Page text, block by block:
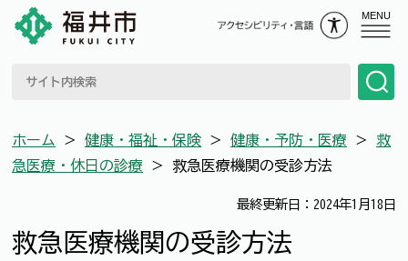
MENU
ホーム ＞ 健康・福祉・保険 ＞ 健康・予防・医療 ＞ 救
急医療・休日の診療 ＞ 救急医療機関の受診方法
最終更新日：2024年1月18日
救急医療機関の受診方法